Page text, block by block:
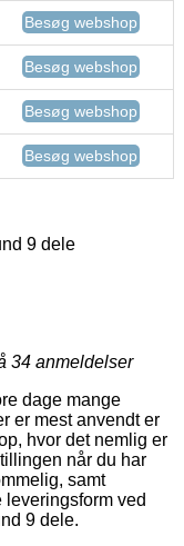
Besøg webshop
Besøg webshop
Besøg webshop
Besøg webshop
9 dele
34 anmeldelser
dage mange
er mest anvendt er
hvor det nemlig er
når du har
samt
ved
9 dele.